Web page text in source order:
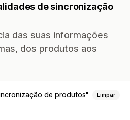
de sincronização
das suas informações
dos produtos aos
de produtos Limpar